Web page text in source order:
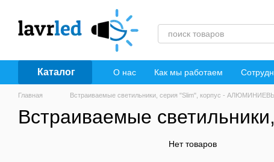
Перейти к основному контенту
Каталог О нас Как мы работаем
Главная Встраиваемые светильники, серия "Slim", корпус -
Встраиваемые
Нет товаров